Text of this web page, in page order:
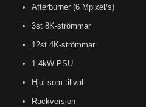
Afterburner (6 Mpixel/s)
3st 8K-strömmar
12st 4K-strömmar
1,4kW PSU
Hjul som tillval
Rackversion